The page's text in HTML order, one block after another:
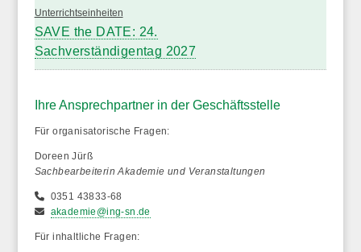
Unterrichtseinheiten
SAVE the DATE: 24.
Sachverständigentag 2027
Ihre Ansprechpartner in der Geschäftsstelle
Für organisatorische Fragen:
Doreen Jürß
Sachbearbeiterin Akademie und Veranstaltungen
0351 43833-68
akademie@ing-sn.de
Für inhaltliche Fragen: